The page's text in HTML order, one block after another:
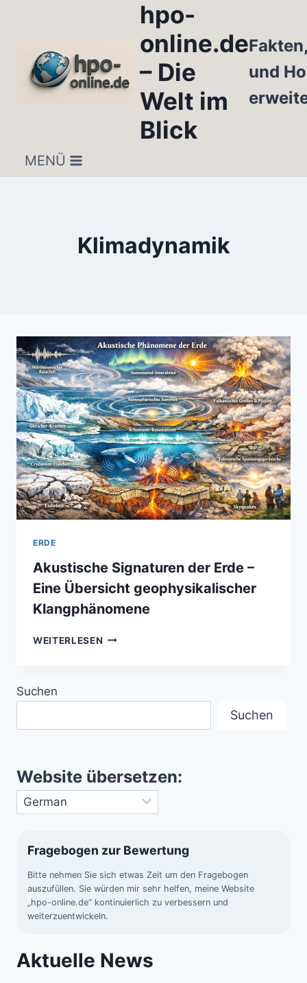
hpo-
online.de
– Die
Welt im
Blick
und
MENÜ
Klimadynamik
ERDE
Akustische Signaturen der Erde –
Eine Übersicht geophysikalischer
Klangphänomene
WEITERLESEN AKUSTISCHE
Suchen
Suchen
Website übersetzen:
Fragebogen zur Bewertung
Bitte nehmen Sie sich etwas Zeit um den Fragebogen
auszufüllen. Sie würden mir sehr helfen, meine Website
„hpo-online.de“ kontinuierlich zu verbessern und
weiterzuentwickeln.
Aktuelle News